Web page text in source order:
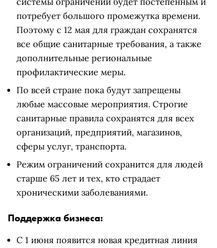
потребует большого промежутка времени.
Поэтому с 12 мая для граждан сохранятся
все общие санитарные требования, а также
дополнительные региональные
профилактические меры.
По всей стране пока будут запрещены
любые массовые мероприятия. Строгие
санитарные правила сохранятся для всех
организаций, предприятий, магазинов,
сферы услуг, транспорта.
Режим ограничений сохранится для людей
старше 65 лет и тех, кто страдает
хроническими заболеваниями.
Поддержка бизнеса:
С 1 июня появится новая кредитная линия